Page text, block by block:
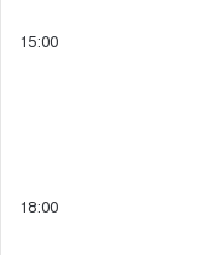
15:00
18:00